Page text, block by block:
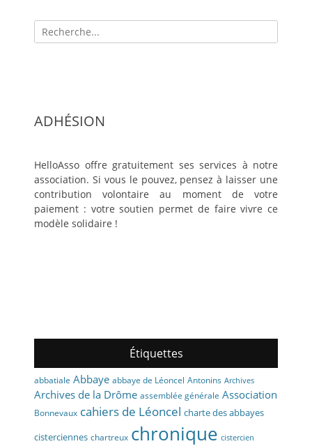
Recherche
pour:
ADHÉSION
HelloAsso offre gratuitement ses services à notre
association. Si vous le pouvez, pensez à laisser une
contribution volontaire au moment de votre
paiement : votre soutien permet de faire vivre ce
modèle solidaire !
Étiquettes
abbatiale Abbaye abbaye de Léoncel Antonins Archives
Archives de la Drôme assemblée générale Association
Bonnevaux cahiers de Léoncel charte des abbayes
cisterciennes chartreux chronique cistercien